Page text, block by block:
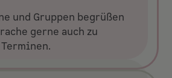
und Gruppen begrüßen
gerne auch zu